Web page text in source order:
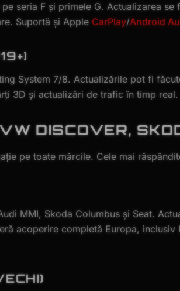
seria F și primele G. Actualizarea se
Suportă și Apple CarPlay/Android
System 7/8. Actualizările pot fi
3D și actualizări de trafic în timp real.
DISCOVER,
pe toate mărcile. Cele mai
MMI, Skoda Columbus și Seat.
acoperire completă Europa, inclusiv